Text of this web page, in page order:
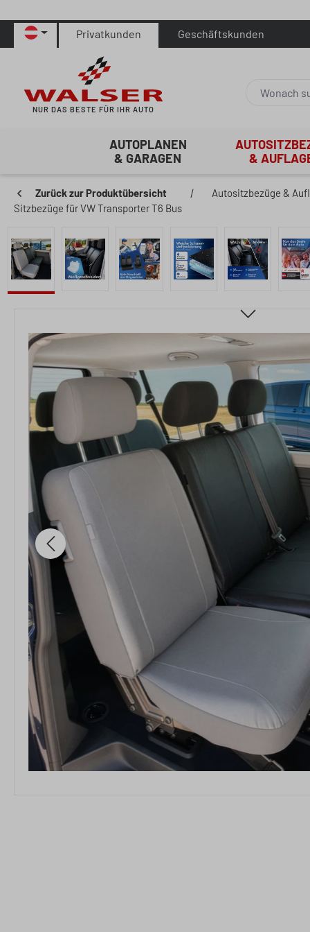
Privatkunden
Geschäftskunden
NUR DAS BESTE FÜR IHR AUTO
AUTOPLANEN
& GARAGEN
&
Zurück zur Produktübersicht |
Autositzbezüge &
Sitzbezüge für VW Transporter T6 Bus